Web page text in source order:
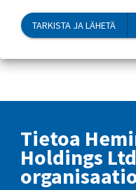
TARKISTA JA LÄHETÄ
Tietoa
Holdings